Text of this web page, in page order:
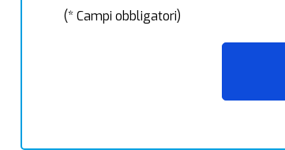
(* Campi obbligatori)